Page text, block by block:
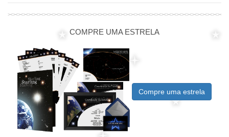
COMPRE UMA ESTRELA
Compre uma estrela